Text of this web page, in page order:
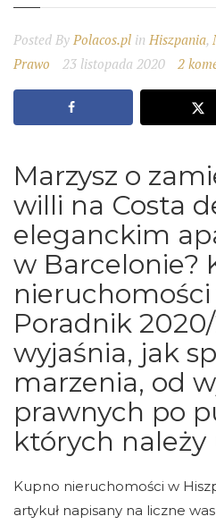
Posted By Polacos.pl in Hiszpania,
Prawo
23 listopada 2020 2
Marzysz o
willi na Costa
eleganckim
w Barcelonie?
nieruchomości
Poradnik 2020/
wyjaśnia, jak
marzenia, od
prawnych po
których należy
Kupno nieruchomości w
artykuł napisany na liczne